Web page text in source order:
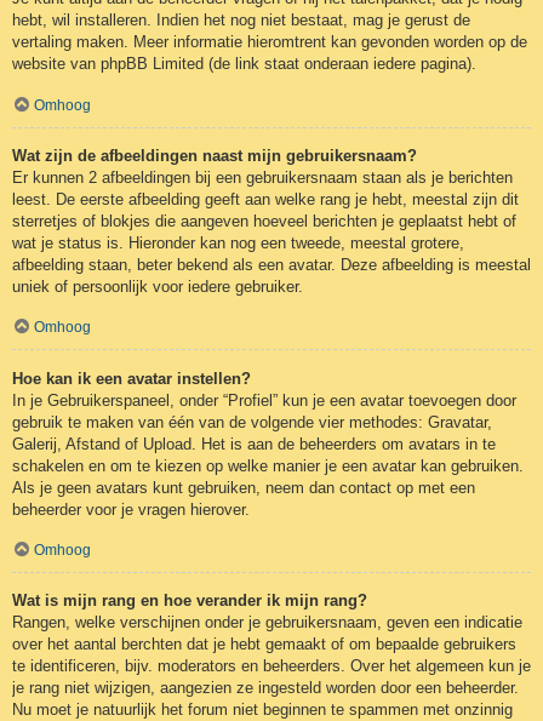
hebt, wil installeren. Indien het nog niet bestaat, mag je gerust de
vertaling maken. Meer informatie hieromtrent kan gevonden worden op de
website van phpBB Limited (de link staat onderaan iedere pagina).
Omhoog
Wat zijn de afbeeldingen naast mijn gebruikersnaam?
Er kunnen 2 afbeeldingen bij een gebruikersnaam staan als je berichten
leest. De eerste afbeelding geeft aan welke rang je hebt, meestal zijn dit
sterretjes of blokjes die aangeven hoeveel berichten je geplaatst hebt of
wat je status is. Hieronder kan nog een tweede, meestal grotere,
afbeelding staan, beter bekend als een avatar. Deze afbeelding is meestal
uniek of persoonlijk voor iedere gebruiker.
Omhoog
Hoe kan ik een avatar instellen?
In je Gebruikerspaneel, onder “Profiel” kun je een avatar toevoegen door
gebruik te maken van één van de volgende vier methodes: Gravatar,
Galerij, Afstand of Upload. Het is aan de beheerders om avatars in te
schakelen en om te kiezen op welke manier je een avatar kan gebruiken.
Als je geen avatars kunt gebruiken, neem dan contact op met een
beheerder voor je vragen hierover.
Omhoog
Wat is mijn rang en hoe verander ik mijn rang?
Rangen, welke verschijnen onder je gebruikersnaam, geven een indicatie
over het aantal berchten dat je hebt gemaakt of om bepaalde gebruikers
te identificeren, bijv. moderators en beheerders. Over het algemeen kun je
je rang niet wijzigen, aangezien ze ingesteld worden door een beheerder.
Nu moet je natuurlijk het forum niet beginnen te spammen met onzinnig